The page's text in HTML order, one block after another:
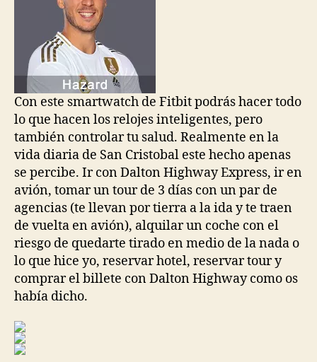
Con este smartwatch de Fitbit podrás hacer todo
lo que hacen los relojes inteligentes, pero
también controlar tu salud. Realmente en la
vida diaria de San Cristobal este hecho apenas
se percibe. Ir con Dalton Highway Express, ir en
avión, tomar un tour de 3 días con un par de
agencias (te llevan por tierra a la ida y te traen
de vuelta en avión), alquilar un coche con el
riesgo de quedarte tirado en medio de la nada o
lo que hice yo, reservar hotel, reservar tour y
comprar el billete con Dalton Highway como os
había dicho.